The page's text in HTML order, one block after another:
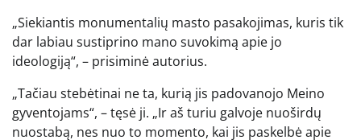
„Siekiantis monumentalių masto pasakojimas, kuris tik
dar labiau sustiprino mano suvokimą apie jo
ideologiją“, – prisiminė autorius.
„Tačiau stebėtinai ne ta, kurią jis padovanojo Meino
gyventojams“, – tęsė ji. „Ir aš turiu galvoje nuoširdų
nuostabą, nes nuo to momento, kai jis paskelbė apie